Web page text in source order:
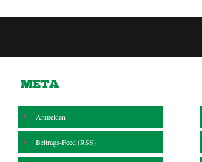
META
Anmelden
Beitrags-Feed (RSS)